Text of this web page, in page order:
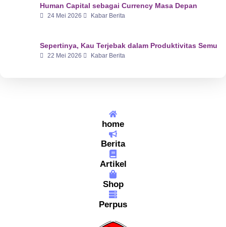
Human Capital sebagai Currency Masa Depan
24 Mei 2026 Kabar Berita
Sepertinya, Kau Terjebak dalam Produktivitas Semu
22 Mei 2026 Kabar Berita
home
Berita
Artikel
Shop
Perpus